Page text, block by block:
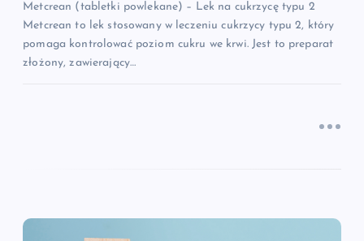
s
u
Metcrean (tabletki powlekane) – Lek na cukrzycę typu 2
Metcrean to lek stosowany w leczeniu cukrzycy typu 2, który
pomaga kontrolować poziom cukru we krwi. Jest to preparat
złożony, zawierający…